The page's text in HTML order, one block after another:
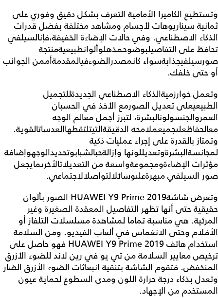
وتستطيع الكاميرا الأمامية التعرف بشكل دقيق وفوري على
ثمانية سيناريوهات لأجسام ومشاهد مختلفة بفضل قدرات
الذكاء الاصطناعي. وفي حالات الإضاءة الخفيفة،فإنالسيلفي
تحافظ على التفاصيلبوضوحمذهلوألوانطبيعيةمنتجة
صورسيلفيجذابةسواء كانمصدرالضوءفيالمقدمةأممن الجوانب
أو حتى خلفك.
وتعمل خوارزميةالذكاء الاصطناعي الجديدةللتجميل
الطبيعيعلى تعديل الصورمع الأخذ في الحسبان
العمروالجنسولونالبشرة، لتبرز أجمل معالم الوجه
معالحفاظعلىجميعملامحه الدقيقةالتيتلتقطهاالعدساتالقوية.
وتمتاز بالقدرة على إجراء عمليات ذكية
لمجانسةالبشرةوتعديللونها وإزالةحبالشبابوتحديدالوجهوإضافة
مؤثرات الإضاءةومجموعةواسعة من التعديلاتالأخرىمايجعل
صور السيلفي مبهرةعلىوسائلالتواصلالاجتماعي.
وتعرض شاشةHUAWEI Y9 Prime 2019 الصور بألوان
حقيقية حتى أنها تظهر التفاصيل المعقدة الصغيرة وغير
المرئية. هي مناسبة تماماً لمشاهدة مسلسلات التلفاز أو
الأفلام وحتى الانغماس في ألعاب الفيديو. ومن السلامة
استخدام هاتف HUAWEI Y9 Prime 2019 فهو حاصل على
ترخيص معايير السلامة من تي يو في رين لاند للضوء الأزرق
المنخفض. فتقوم الشاشة بتنقية انبعاثات الضوء الأزرق الضار
وتعدل بذكاء درجة حرارة اللون ومدى السطوع لحماية عيون
المستخدم من الإجهاد.